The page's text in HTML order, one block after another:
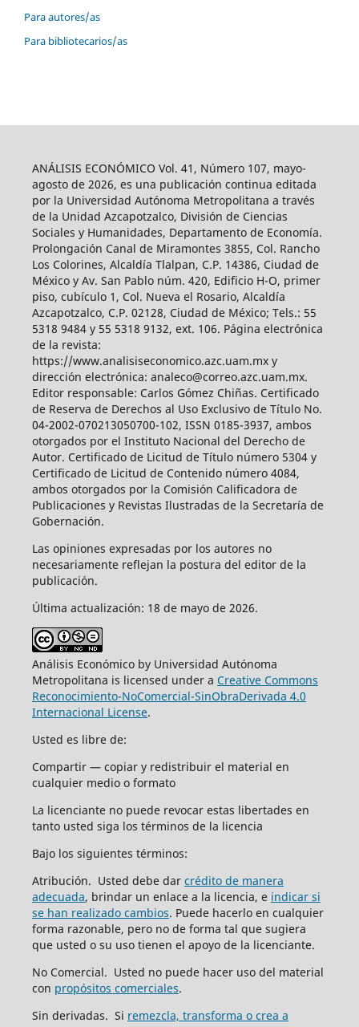
Para autores/as
Para bibliotecarios/as
ANÁLISIS ECONÓMICO Vol. 41, Número 107, mayo-
agosto de 2026, es una publicación continua editada
por la Universidad Autónoma Metropolitana a través
de la Unidad Azcapotzalco, División de Ciencias
Sociales y Humanidades, Departamento de Economía.
Prolongación Canal de Miramontes 3855, Col. Rancho
Los Colorines, Alcaldía Tlalpan, C.P. 14386, Ciudad de
México y Av. San Pablo núm. 420, Edificio H-O, primer
piso, cubículo 1, Col. Nueva el Rosario, Alcaldía
Azcapotzalco, C.P. 02128, Ciudad de México; Tels.: 55
5318 9484 y 55 5318 9132, ext. 106. Página electrónica
de la revista:
https://www.analisiseconomico.azc.uam.mx y
dirección electrónica: analeco@correo.azc.uam.mx.
Editor responsable: Carlos Gómez Chiñas. Certificado
de Reserva de Derechos al Uso Exclusivo de Título No.
04-2002-070213050700-102, ISSN 0185-3937, ambos
otorgados por el Instituto Nacional del Derecho de
Autor. Certificado de Licitud de Título número 5304 y
Certificado de Licitud de Contenido número 4084,
ambos otorgados por la Comisión Calificadora de
Publicaciones y Revistas Ilustradas de la Secretaría de
Gobernación.
Las opiniones expresadas por los autores no
necesariamente reflejan la postura del editor de la
publicación.
Última actualización: 18 de mayo de 2026.
Análisis Económico by Universidad Autónoma
Metropolitana is licensed under a Creative Commons
Reconocimiento-NoComercial-SinObraDerivada 4.0
Internacional License.
Usted es libre de:
Compartir — copiar y redistribuir el material en
cualquier medio o formato
La licenciante no puede revocar estas libertades en
tanto usted siga los términos de la licencia
Bajo los siguientes términos:
Atribución. Usted debe dar crédito de manera
adecuada, brindar un enlace a la licencia, e indicar si
se han realizado cambios. Puede hacerlo en cualquier
forma razonable, pero no de forma tal que sugiera
que usted o su uso tienen el apoyo de la licenciante.
No Comercial. Usted no puede hacer uso del material
con propósitos comerciales.
Sin derivadas. Si remezcla, transforma o crea a